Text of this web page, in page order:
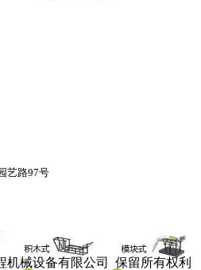
艺路97号
机械设备有限公司 保留所有权利